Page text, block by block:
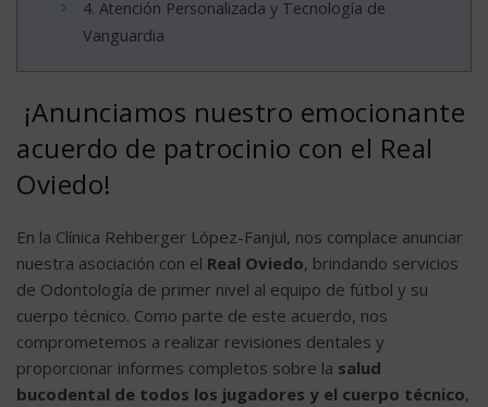
4. Atención Personalizada y Tecnología de
Vanguardia
¡Anunciamos nuestro emocionante
acuerdo de patrocinio con el Real
Oviedo!
En la Clínica Rehberger López-Fanjul, nos complace anunciar
nuestra asociación con el Real Oviedo, brindando servicios
de Odontología de primer nivel al equipo de fútbol y su
cuerpo técnico. Como parte de este acuerdo, nos
comprometemos a realizar revisiones dentales y
proporcionar informes completos sobre la salud
bucodental de todos los jugadores y el cuerpo técnico,